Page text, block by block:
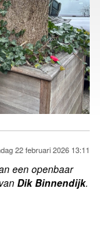
22 februari 2026 13:11
een openbaar
Dik Binnendijk.